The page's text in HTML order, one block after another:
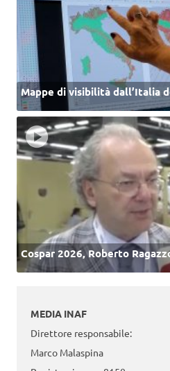
Mappe di visibilità dall’Italia
Cospar 2026, Roberto
MEDIA INAF
Direttore responsabile:
Marco Malaspina